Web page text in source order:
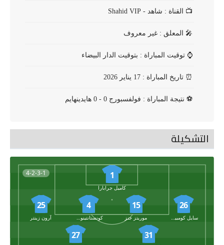
📺 القناة : شاهد - Shahid VIP
🎤 المعلق : غير معروف
⌚ توقيت المباراة : بتوقيت الدار البيضاء
⏰ تاريخ المباراة : 17 يناير 2026
⚽ نتيجة المباراة : فولفسبورج 0 - 0 هايدينهايم
التشكيلة
4-2-3-1 1
كاميل جرابارا
26
15
موريتز جنز
4
كونستانتينوس كوليراكيس
25
آرون زينتر
31
27